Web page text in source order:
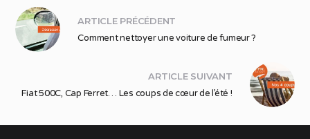
ARTICLE PRÉCÉDENT
Comment nettoyer une voiture de fumeur ?
ARTICLE SUIVANT
Fiat 500C, Cap Ferret… Les coups de cœur de l’été !